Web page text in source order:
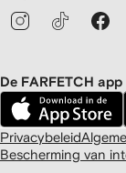
De FARFETCH app
Privacybeleid
Bescherming van